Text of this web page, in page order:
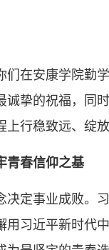
们在安康学院勤
诚挚的祝福，同
行稳致远、绽放
青春信仰之基
决定事业成败。
用习近平新时代